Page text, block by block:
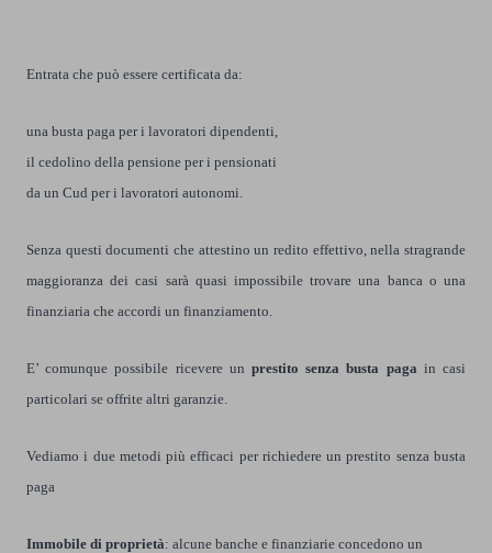
Entrata che può essere certificata da:
una busta paga per i lavoratori dipendenti,
il cedolino della pensione per i pensionati
da un Cud per i lavoratori autonomi.
Senza questi documenti che attestino un redito effettivo, nella stragrande
maggioranza dei casi sarà quasi impossibile trovare una banca o una
finanziaria che accordi un finanziamento.
E’ comunque possibile ricevere un prestito senza busta paga in casi
particolari se offrite altri garanzie.
Vediamo i due metodi più efficaci per richiedere un prestito senza busta
paga
Immobile di proprietà: alcune banche e finanziarie concedono un